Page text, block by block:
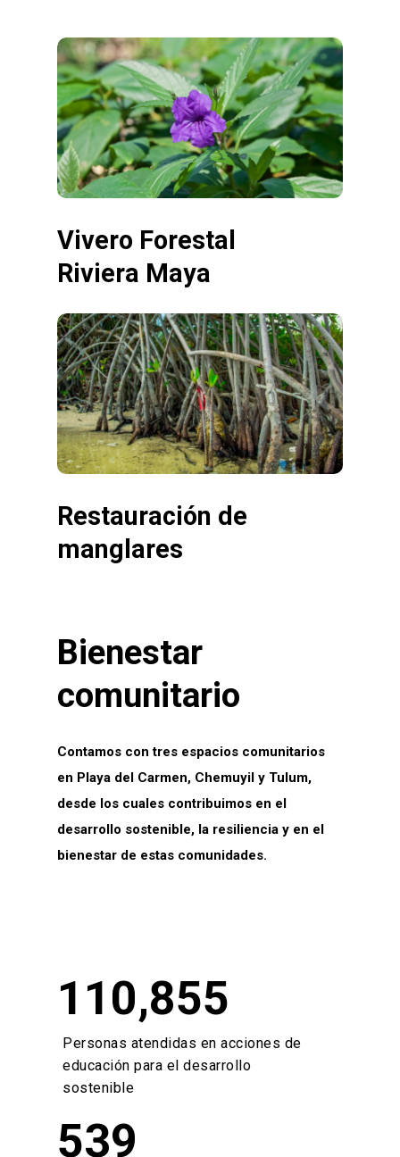
Vivero Forestal
Riviera Maya
Restauración de
manglares
Bienestar
comunitario
Contamos con tres espacios comunitarios
en Playa del Carmen, Chemuyil y Tulum,
desde los cuales contribuimos en el
desarrollo sostenible, la resiliencia y en el
bienestar de estas comunidades.
110,855
Personas atendidas en acciones de
educación para el desarrollo
sostenible
539